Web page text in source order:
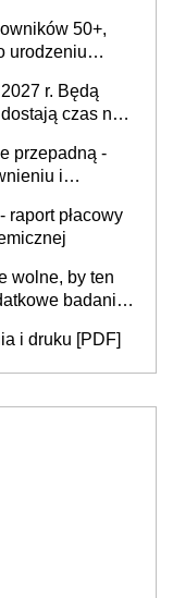
50+,
urodzeniu
rzecz
r. Będą
czas na
przepadną -
i
raport płacowy
wolne, by ten
badania.
i druku [PDF]